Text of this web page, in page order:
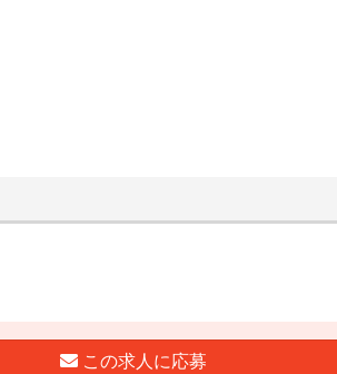
この求人に応募